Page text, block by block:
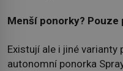
Menší ponorky? Pouze
Existují ale i jiné
autonomní ponorka